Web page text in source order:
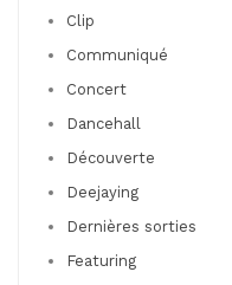
Clip
Communiqué
Concert
Dancehall
Découverte
Deejaying
Dernières sorties
Featuring